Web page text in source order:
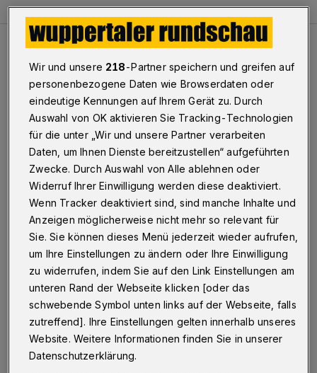
Lokales Juli in Wuppertal: Hitze und Regen
Juli in Wuppertal: Hitze und
Regen
Wuppertal·Rekordtemperaturen und viel Niederschlag
— das war der Juli 2015 in Wuppertal. Nach Angaben
des Wupperverbandes regnete es an der Messstelle im
Klärwerk Buchenhofen mit 117 Litern pro Quadratmeter
etwa 16 Liter mehr als im Durchschnitt.
24.08.2015 , 22:31 Uhr Eine Minute Lesezeit
Wir und unsere 218-Partner speichern und greifen auf
personenbezogene Daten wie Browserdaten oder
eindeutige Kennungen auf Ihrem Gerät zu. Durch
Auswahl von OK aktivieren Sie Tracking-Technologien
für die unter „Wir und unsere Partner verarbeiten
Daten, um Ihnen Dienste bereitzustellen“ aufgeführten
Zwecke. Durch Auswahl von Alle ablehnen oder
Widerruf Ihrer Einwilligung werden diese deaktiviert.
Wenn Tracker deaktiviert sind, sind manche Inhalte und
Anzeigen möglicherweise nicht mehr so relevant für
Sie. Sie können dieses Menü jederzeit wieder aufrufen,
um Ihre Einstellungen zu ändern oder Ihre Einwilligung
zu widerrufen, indem Sie auf den Link Einstellungen am
unteren Rand der Webseite klicken [oder das
schwebende Symbol unten links auf der Webseite, falls
zutreffend]. Ihre Einstellungen gelten innerhalb unseres
Website. Weitere Informationen finden Sie in unserer
Datenschutzerklärung.